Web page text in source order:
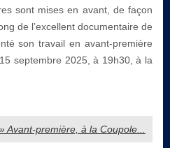
sont mises en avant, de façon
de l’excellent documentaire de
son travail en avant-première
septembre 2025, à 19h30, à la
première, à la Coupole...